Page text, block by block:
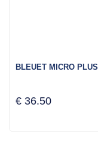
BLEUET MICRO PLUS
€ 36.50